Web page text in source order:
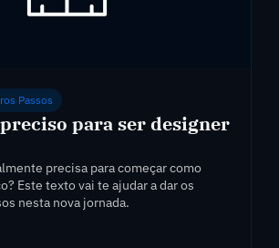
Passos
para ser designer
precisa para começar como
Este texto vai te ajudar a dar os
nesta nova jornada.